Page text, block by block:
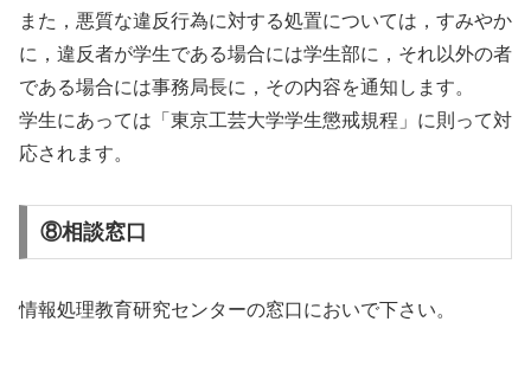
また，悪質な違反行為に対する処置については，すみやか
に，違反者が学生である場合には学生部に，それ以外の者
である場合には事務局長に，その内容を通知します。
学生にあっては「東京工芸大学学生懲戒規程」に則って対
応されます。
⑧相談窓口
情報処理教育研究センターの窓口においで下さい。